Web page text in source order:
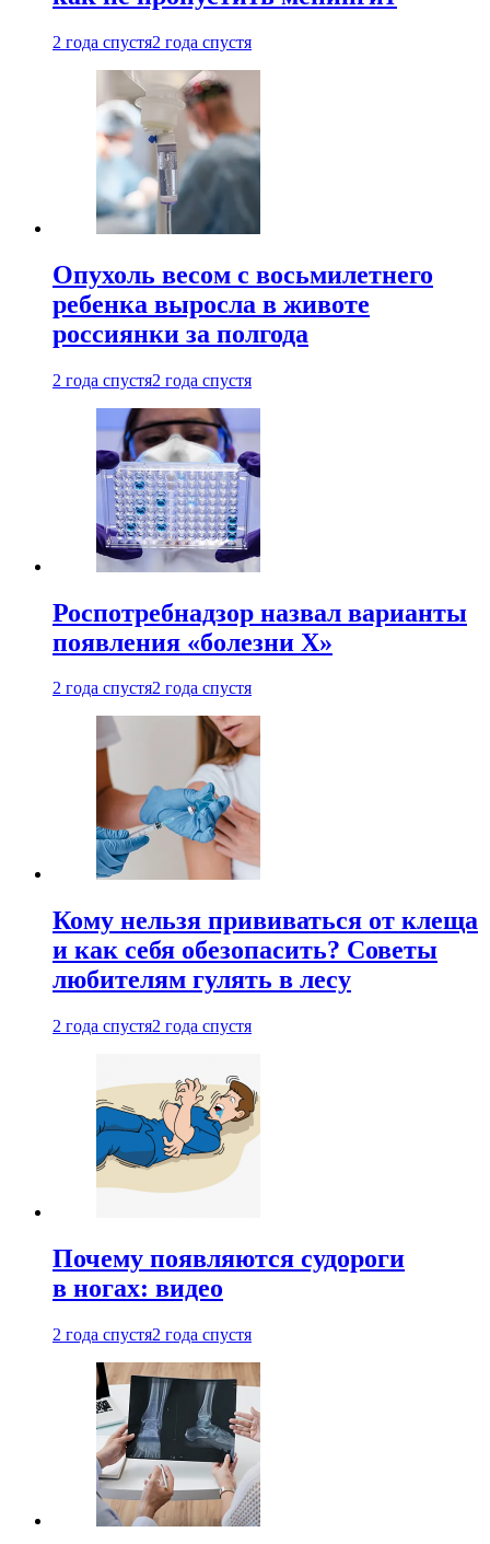
2 года спустя2 года спустя
Опухоль весом с восьмилетнего
ребенка выросла в животе
россиянки за полгода
2 года спустя2 года спустя
Роспотребнадзор назвал варианты
появления «болезни Х»
2 года спустя2 года спустя
Кому нельзя прививаться от клеща
и как себя обезопасить? Советы
любителям гулять в лесу
2 года спустя2 года спустя
Почему появляются судороги
в ногах: видео
2 года спустя2 года спустя